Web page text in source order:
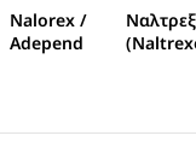
Nalorex /
Adepend